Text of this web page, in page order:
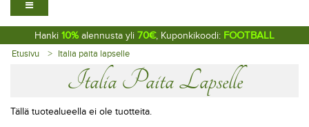
Hanki 10% alennusta yli 70€, Kuponkikoodi: FOOTBALL
Etusivu Italia paita lapselle
Italia Paita Lapselle
Tällä tuotealueella ei ole tuotteita.